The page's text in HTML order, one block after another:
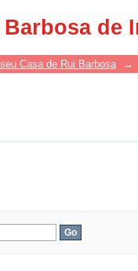
de
Casa de Rui Barbosa →